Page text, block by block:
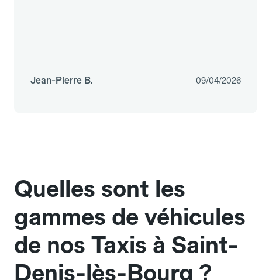
Jean-Pierre B. 09/04/2026
Quelles sont les
gammes de véhicules
de nos Taxis à Saint-
Denis-lès-Bourg ?